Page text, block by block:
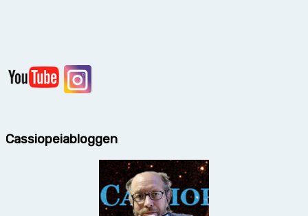
Cassiopeiabloggen